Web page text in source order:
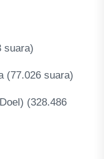
suara)
(77.026 suara)
(328.486